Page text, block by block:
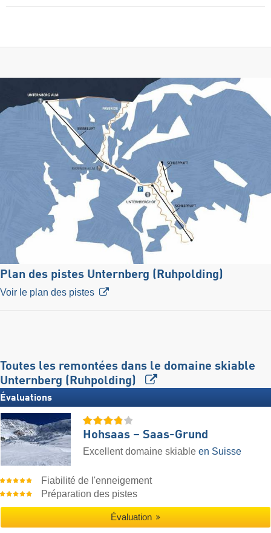
Plan des pistes Unternberg (Ruhpolding)
Voir le plan des pistes
Toutes les remontées dans le domaine skiable
Unternberg (Ruhpolding)
Évaluations
Hohsaas – Saas-Grund
Excellent domaine skiable en Suisse
Fiabilité de l'enneigement
Préparation des pistes
Évaluation